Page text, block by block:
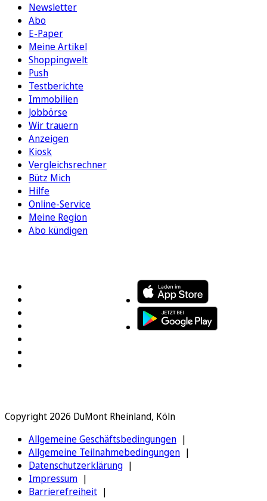
Newsletter
Abo
E-Paper
Meine Artikel
Shoppingwelt
Push
Testberichte
Immobilien
Jobbörse
Wir trauern
Anzeigen
Kiosk
Vergleichsrechner
Bütz Mich
Hilfe
Online-Service
Meine Region
Abo kündigen
Copyright 2026 DuMont Rheinland, Köln
Allgemeine Geschäftsbedingungen
Allgemeine Teilnahmebedingungen
Datenschutzerklärung
Impressum
Barrierefreiheit